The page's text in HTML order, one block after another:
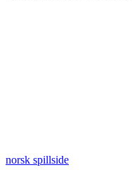
norsk spillside